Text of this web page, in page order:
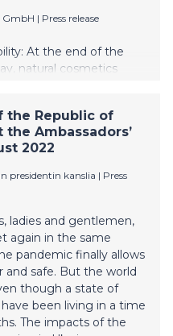
GmbH | Press release
At the end of the
natural cosmetics
It was chosen as the
guests at the award
the Republic of
Ambassadors’
2022
presidentin kanslia | Press
ladies and gentlemen,
again in the same
pandemic finally allows
and safe. But the world
though a state of
been living in a time
The impacts of the